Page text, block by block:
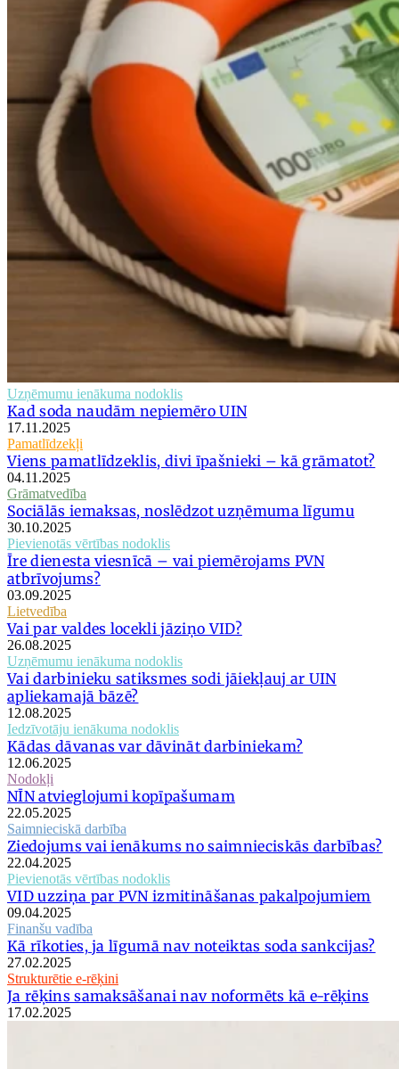
Uzņēmumu ienākuma nodoklis
Kad soda naudām nepiemēro UIN
17.11.2025
Pamatlīdzekļi
Viens pamatlīdzeklis, divi īpašnieki – kā grāmatot?
04.11.2025
Grāmatvedība
Sociālās iemaksas, noslēdzot uzņēmuma līgumu
30.10.2025
Pievienotās vērtības nodoklis
Īre dienesta viesnīcā – vai piemērojams PVN
atbrīvojums?
03.09.2025
Lietvedība
Vai par valdes locekli jāziņo VID?
26.08.2025
Uzņēmumu ienākuma nodoklis
Vai darbinieku satiksmes sodi jāiekļauj ar UIN
apliekamajā bāzē?
12.08.2025
Iedzīvotāju ienākuma nodoklis
Kādas dāvanas var dāvināt darbiniekam?
12.06.2025
Nodokļi
NĪN atvieglojumi kopīpašumam
22.05.2025
Saimnieciskā darbība
Ziedojums vai ienākums no saimnieciskās darbības?
22.04.2025
Pievienotās vērtības nodoklis
VID uzziņa par PVN izmitināšanas pakalpojumiem
09.04.2025
Finanšu vadība
Kā rīkoties, ja līgumā nav noteiktas soda sankcijas?
27.02.2025
Strukturētie e-rēķini
Ja rēķins samaksāšanai nav noformēts kā e-rēķins
17.02.2025